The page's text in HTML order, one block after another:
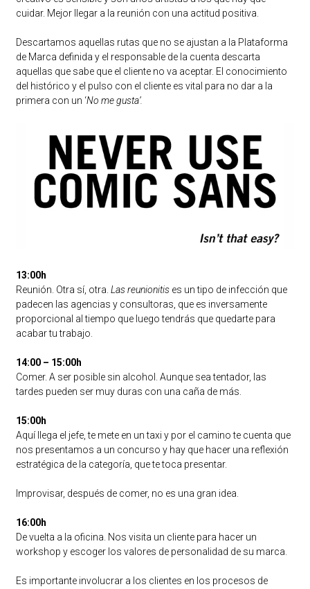
cuidar. Mejor llegar a la reunión con una actitud positiva.
Descartamos aquellas rutas que no se ajustan a la Plataforma
de Marca definida y el responsable de la cuenta descarta
aquellas que sabe que el cliente no va aceptar. El conocimiento
del histórico y el pulso con el cliente es vital para no dar a la
primera con un ‘No me gusta’.
13:00h
Reunión. Otra sí, otra. Las reunionitis es un tipo de infección que
padecen las agencias y consultoras, que es inversamente
proporcional al tiempo que luego tendrás que quedarte para
acabar tu trabajo.
14:00 – 15:00h
Comer. A ser posible sin alcohol. Aunque sea tentador, las
tardes pueden ser muy duras con una caña de más.
15:00h
Aquí llega el jefe, te mete en un taxi y por el camino te cuenta que
nos presentamos a un concurso y hay que hacer una reflexión
estratégica de la categoría, que te toca presentar.
Improvisar, después de comer, no es una gran idea.
16:00h
De vuelta a la oficina. Nos visita un cliente para hacer un
workshop y escoger los valores de personalidad de su marca.
Es importante involucrar a los clientes en los procesos de